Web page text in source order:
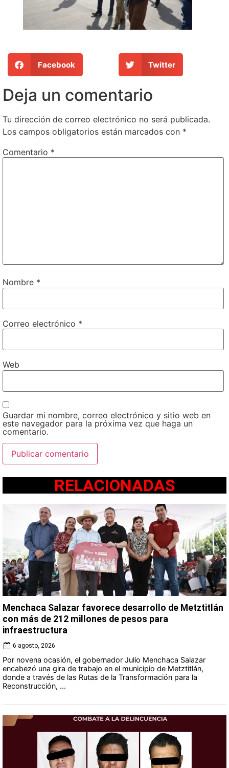
Facebook Twitter
Deja un comentario
Tu dirección de correo electrónico no será publicada.
Los campos obligatorios están marcados con *
Comentario *
Nombre *
Correo electrónico *
Web
Guardar mi nombre, correo electrónico y sitio web en
este navegador para la próxima vez que haga un
comentario.
RELACIONADAS
Menchaca Salazar favorece desarrollo de Metztitlán
con más de 212 millones de pesos para
infraestructura
6 agosto, 2026
Por novena ocasión, el gobernador Julio Menchaca Salazar
encabezó una gira de trabajo en el municipio de Metztitlán,
donde a través de las Rutas de la Transformación para la
Reconstrucción, ...